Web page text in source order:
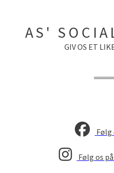
AS'
GIV OS ET
Følg
Følg os